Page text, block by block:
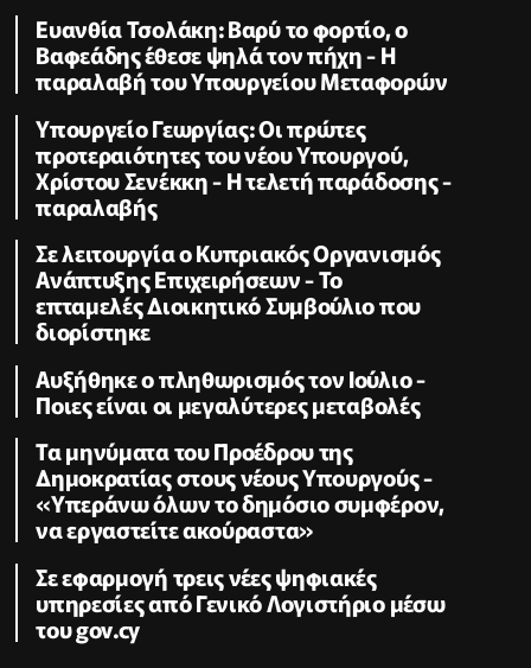
Ευανθία Τσολάκη: Βαρύ το φορτίο, ο
Βαφεάδης έθεσε ψηλά τον πήχη - Η
παραλαβή του Υπουργείου Μεταφορών
Υπουργείο Γεωργίας: Οι πρώτες
προτεραιότητες του νέου Υπουργού,
Χρίστου Σενέκκη - Η τελετή παράδοσης -
παραλαβής
Σε λειτουργία ο Κυπριακός Οργανισμός
Ανάπτυξης Επιχειρήσεων - To
επταμελές Διοικητικό Συμβούλιο που
διορίστηκε
Aυξήθηκε o πληθωρισμός τον Ιούλιο -
Ποιες είναι οι μεγαλύτερες μεταβολές
Τα μηνύματα του Προέδρου της
Δημοκρατίας στους νέους Υπουργούς -
«Υπεράνω όλων το δημόσιο συμφέρον,
να εργαστείτε ακούραστα»
Σε εφαρμογή τρεις νέες ψηφιακές
υπηρεσίες από Γενικό Λογιστήριο μέσω
του gov.cy